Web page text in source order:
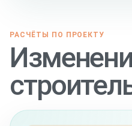
РАСЧЁТЫ ПО ПРОЕКТУ